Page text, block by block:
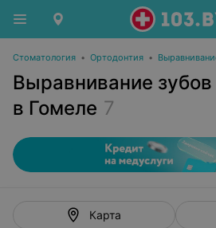
Стоматология • Ортодонтия •
Выравнивание зубов
в Гомеле 7
Карта